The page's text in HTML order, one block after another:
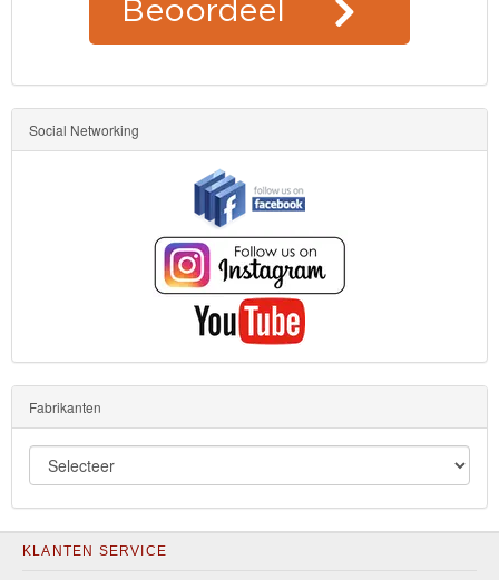
Social Networking
Fabrikanten
KLANTEN SERVICE